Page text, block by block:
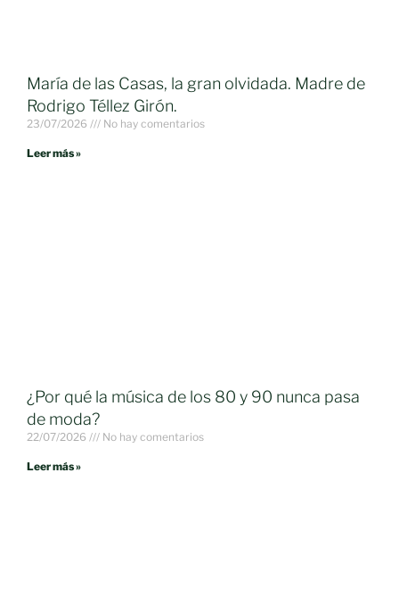
María de las Casas, la gran olvidada. Madre de
Rodrigo Téllez Girón.
23/07/2026 No hay comentarios
Leer más »
¿Por qué la música de los 80 y 90 nunca pasa
de moda?
22/07/2026 No hay comentarios
Leer más »